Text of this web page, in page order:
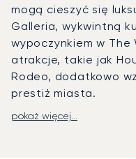
mogą cieszyć się
Galleria, wykwintną
wypoczynkiem w The
atrakcje, takie jak
Rodeo, dodatkowo
prestiż miasta.
LunaJets oferuje loty
pokaż więcej...